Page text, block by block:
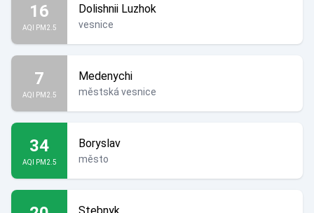
16
AQI PM2.5
Dolishnii Luzhok
vesnice
7
AQI PM2.5
Medenychi
městská vesnice
34
AQI PM2.5
Boryslav
město